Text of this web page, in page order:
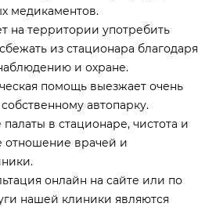
медикаментов.
на территории употребить
из стационара благодаря
и охране.
помощь выезжает очень
автопарку.
в стационаре, чистота и
отношение врачей и
онлайн на сайте или по
нашей клиники являются